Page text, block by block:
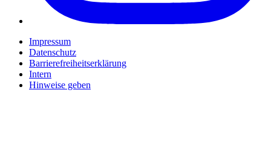
Impressum
Datenschutz
Barrierefreiheitserklärung
Intern
Hinweise geben